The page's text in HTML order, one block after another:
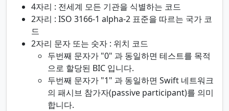
4자리 : 전세계 모든 기관을 식별하는 코드
2자리 : ISO 3166-1 alpha-2 표준을 따르는 국가 코
드
2자리 문자 또는 숫자 : 위치 코드
두번째 문자가 "0" 과 동일하면 테스트를 목적
으로 할당된 BIC 입니다.
두번째 문자가 "1" 과 동일하면 Swift 네트워크
의 패시브 참가자(passive participant)를 의미
합니다.